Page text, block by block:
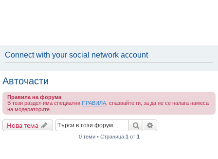
Connect with your social network account
Авточасти
Правила на форума
В този раздел има специални ПРАВИЛА , спазвайте ги, за да не се налага намеса
на модераторите.
Нова тема Търсене
0 теми • Страница 1 от 1